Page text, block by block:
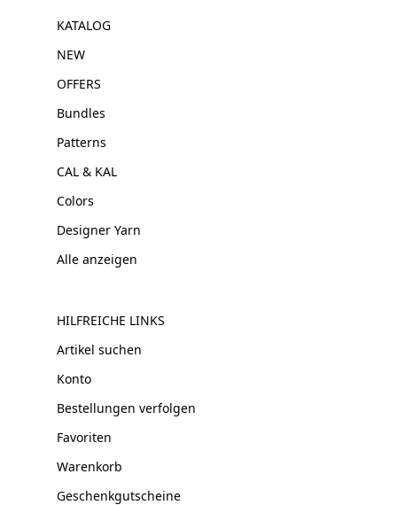
KATALOG
NEW
OFFERS
Bundles
Patterns
CAL & KAL
Colors
Designer Yarn
Alle anzeigen
HILFREICHE LINKS
Artikel suchen
Konto
Bestellungen verfolgen
Favoriten
Warenkorb
Geschenkgutscheine